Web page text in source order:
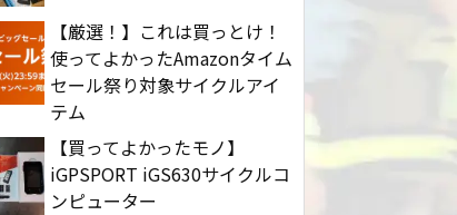
【厳選！】これは買っとけ！
使ってよかったAmazonタイム
セール祭り対象サイクルアイ
テム
【買ってよかったモノ】
iGPSPORT iGS630サイクルコ
ンピューター